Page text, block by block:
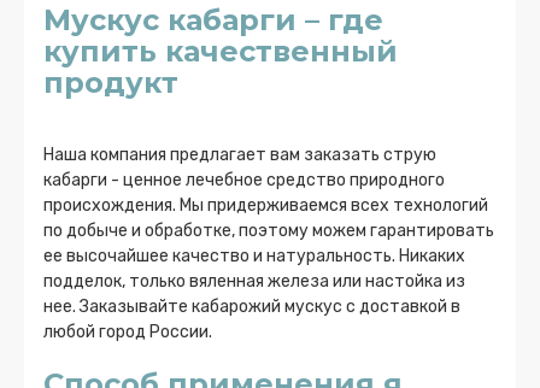
Мускус кабарги – где
купить качественный
продукт
Наша компания предлагает вам заказать струю
кабарги - ценное лечебное средство природного
происхождения. Мы придерживаемся всех технологий
по добыче и обработке, поэтому можем гарантировать
ее высочайшее качество и натуральность. Никаких
подделок, только вяленная железа или настойка из
нее. Заказывайте кабарожий мускус с доставкой в
любой город России.